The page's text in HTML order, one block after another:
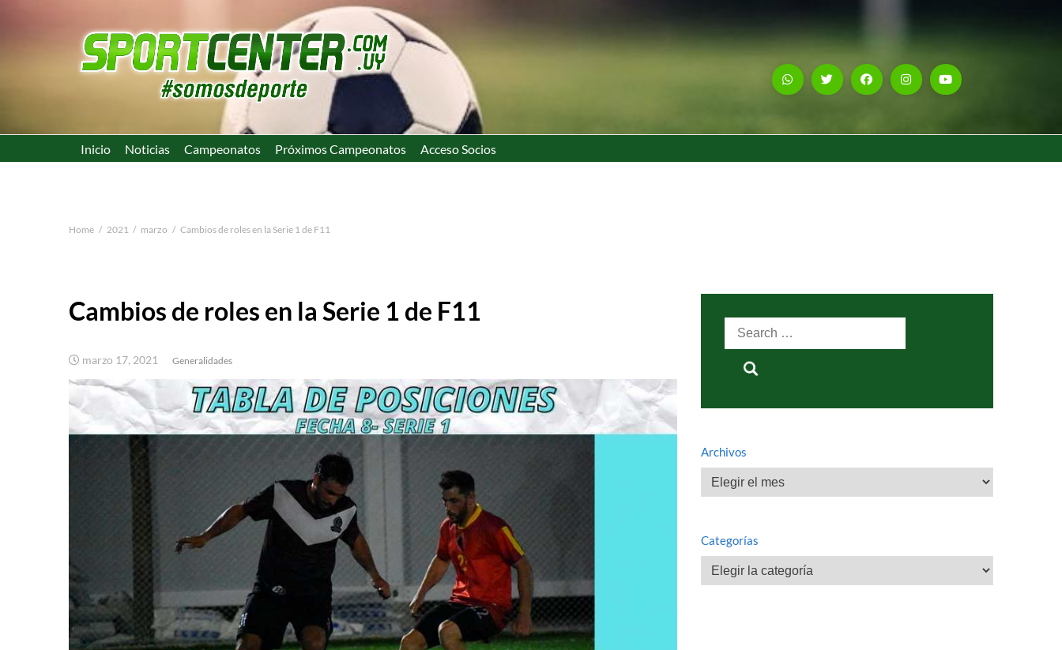
Inicio Noticias Campeonatos Próximos Campeonatos Acceso Socios
Home 2021 marzo Cambios de roles en la Serie 1 de F11
Cambios de roles en la Serie 1 de F11
marzo 17, 2021 Generalidades
Search
for:
Archivos
Archivos
Categorías
Categorías